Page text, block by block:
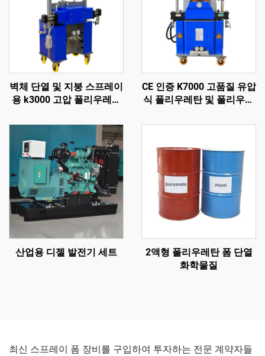
벽체 단열 및 지붕 스프레이
용 k3000 고압 폴리우레탄
CE 인증 K7000 고품질 유압
식 폴리우레탄 및 폴리우레
산업용 디젤 발전기 세트
2액형 폴리우레탄 폼 단열
화학물질
최신 스프레이 폼 장비를 구입하여 투자하는 전문 계약자들